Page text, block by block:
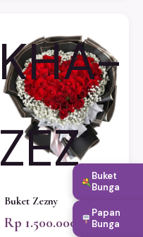
KHA-
ZEZ
Buket Zezny
Rp 1.500.000
Buket
Bunga
Papan
Bunga